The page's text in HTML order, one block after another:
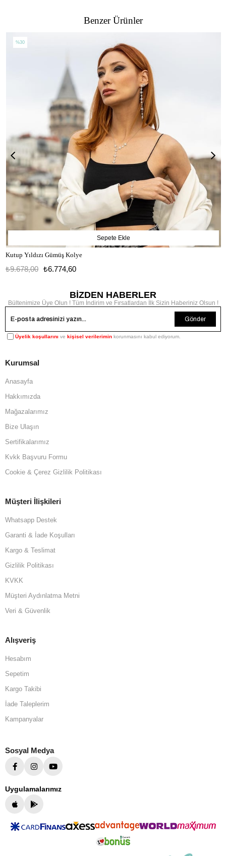
Benzer Ürünler
Kutup Yıldızı Gümüş Kolye
₺6.774,60
₺9.678,00
Sepete Ekle
%30
BİZDEN HABERLER
Bültenimize Üye Olun ! Tüm İndirim ve Fırsatlardan İlk Sizin Haberiniz Olsun !
Gönder
Üyelik koşullarını ve kişisel verilerimin korunmasını kabul ediyorum.
Kurumsal
Anasayfa
Hakkımızda
Mağazalarımız
Bize Ulaşın
Sertifikalarımız
Kvkk Başvuru Formu
Cookie & Çerez Gizlilik Politikası
Müşteri İlişkileri
Whatsapp Destek
Garanti & İade Koşulları
Kargo & Teslimat
Gizlilik Politikası
KVKK
Müşteri Aydınlatma Metni
Veri & Güvenlik
Alışveriş
Hesabım
Sepetim
Kargo Takibi
İade Taleplerim
Kampanyalar
Sosyal Medya
Uygulamalarımız